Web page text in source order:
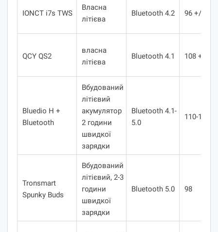
IONCT i7s TWS
Власна
літієва
Bluetooth 4.2 96 +/- 3
QCY QS2
власна
літієва
Bluetooth 4.1 108 +/- 3
Bluedio H +
Bluetooth
Вбудований
літієвий
акумулятор
2 години
швидкої
зарядки
Bluetooth 4.1-
5.0
110-118
Tronsmart
Spunky Buds
Вбудований
літієвий, 2-3
години
швидкої
зарядки
Bluetooth 5.0 98